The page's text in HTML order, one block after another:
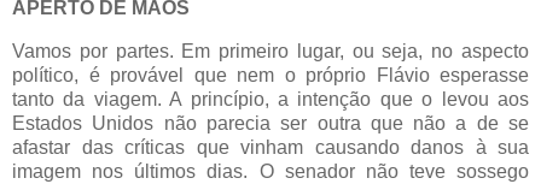
APERTO DE MÃOS
Vamos por partes. Em primeiro lugar, ou seja, no aspecto
político, é provável que nem o próprio Flávio esperasse
tanto da viagem. A princípio, a intenção que o levou aos
Estados Unidos não parecia ser outra que não a de se
afastar das críticas que vinham causando danos à sua
imagem nos últimos dias. O senador não teve sossego